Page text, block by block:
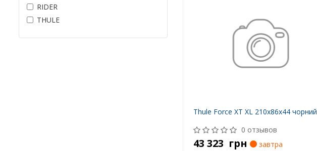
RIDER
THULE
Thule Force XT XL 210x86x44 чорний
0 отзывов
43 323 грн
завтра